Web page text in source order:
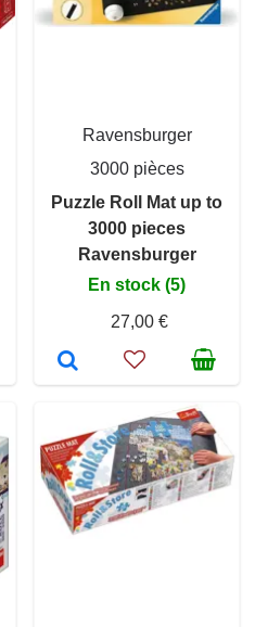
Ravensburger
3000 pièces
Puzzle Roll Mat up to
3000 pieces
Ravensburger
En stock (5)
27,00 €